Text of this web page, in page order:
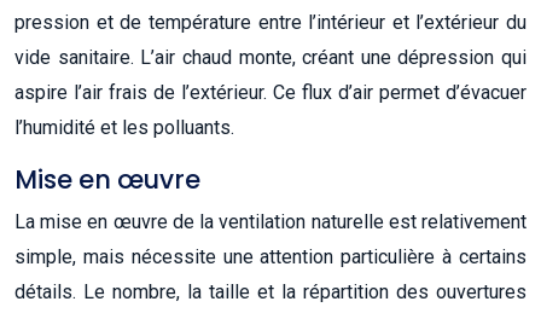
pression et de température entre l’intérieur et l’extérieur du
vide sanitaire. L’air chaud monte, créant une dépression qui
aspire l’air frais de l’extérieur. Ce flux d’air permet d’évacuer
l’humidité et les polluants.
Mise en œuvre
La mise en œuvre de la ventilation naturelle est relativement
simple, mais nécessite une attention particulière à certains
détails. Le nombre, la taille et la répartition des ouvertures